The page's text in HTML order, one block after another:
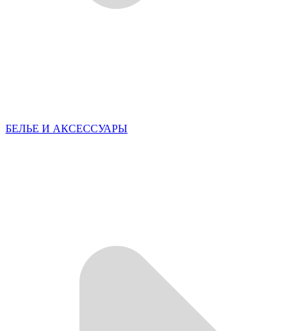
БЕЛЬЕ И АКСЕССУАРЫ